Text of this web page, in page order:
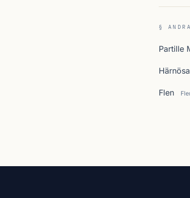
§
Partille
Flen